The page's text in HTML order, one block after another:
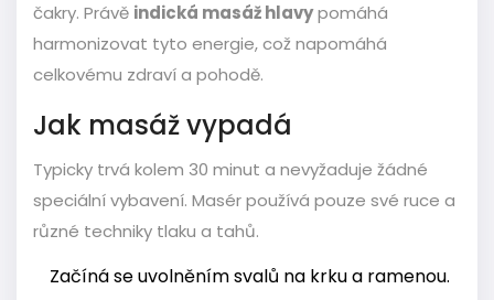
čakry. Právě indická masáž hlavypomáhá
harmonizovat tyto energie, což napomáhá
celkovému zdraví a pohodě.
Jak masáž vypadá
Typicky trvá kolem 30 minut a nevyžaduje žádné
speciální vybavení. Masér používá pouze své ruce a
různé techniky tlaku a tahů.
Začíná se uvolněním svalů na krku a ramenou.